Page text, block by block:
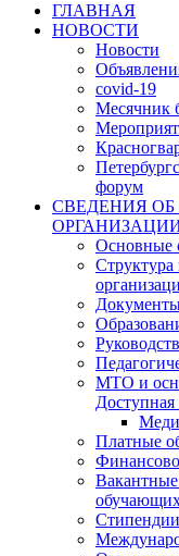
ГЛАВНАЯ
НОВОСТИ
Новости
covid-19
Месячник
форум
СВЕДЕНИЯ ОБ
Основные
Структура
МТО и
Доступная
Платные
Вакантные